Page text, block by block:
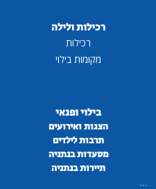
רכילות ולילה
רכילות
מקומות בילוי
בילוי ופנאי
הצגות ואירועים
תרבות לילדים
מסעדות בנתניה
תיירות בנתניה
...